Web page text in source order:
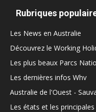
Rubriques
Les News en Australie
Découvrez le Working
Les plus beaux Parcs
Les dernières infos Whv
Australie de l'Ouest -
Les états et les principales